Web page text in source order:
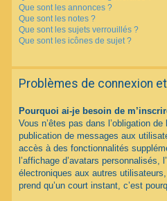
Que sont les annonces ?
Que sont les notes ?
Que sont les sujets verrouillés ?
Que sont les icônes de sujet ?
Problèmes de connexion
Pourquoi ai-je besoin de
Vous n’êtes pas dans l’obligation
publication de messages aux
accès à des fonctionnalités
l’affichage d’avatars personnalisés,
électroniques aux autres
prend qu’un court instant, c’est